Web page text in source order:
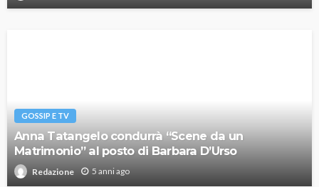
GOSSIP E TV
Anna Tatangelo condurrà “Scene da un
Matrimonio” al posto di Barbara D’Urso
Redazione 5 anni ago